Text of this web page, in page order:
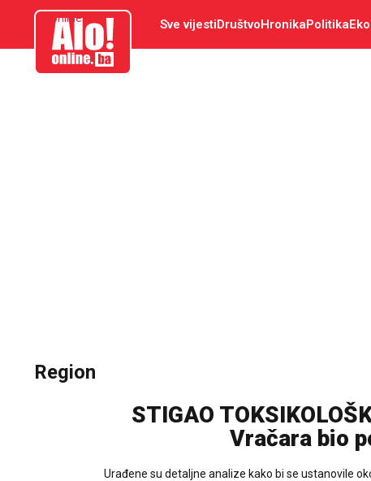
aloonline.ba Sve vijestiDruštvoHronikaPolitika
Region
STIGAO
Vračara bio
Urađene su detaljne analize kako bi se ustanovile